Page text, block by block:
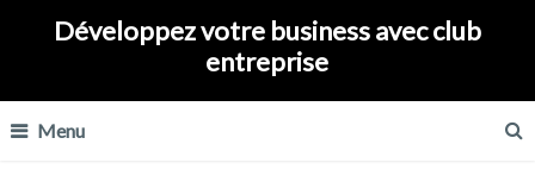
Développez votre business avec club
entreprise
Menu